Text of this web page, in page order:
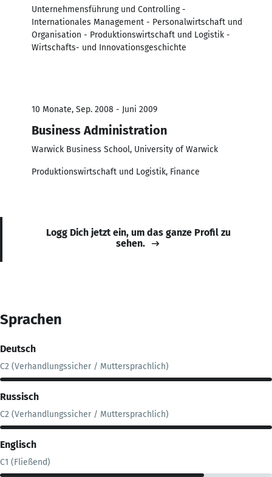
Unternehmensführung und Controlling -
Internationales Management - Personalwirtschaft und
Organisation - Produktionswirtschaft und Logistik -
Wirtschafts- und Innovationsgeschichte
10 Monate, Sep. 2008 - Juni 2009
Business Administration
Warwick Business School, University of Warwick
Produktionswirtschaft und Logistik, Finance
Logg Dich jetzt ein, um das ganze Profil zu
sehen.
Sprachen
Deutsch
C2 (Verhandlungssicher / Muttersprachlich)
Russisch
C2 (Verhandlungssicher / Muttersprachlich)
Englisch
C1 (Fließend)